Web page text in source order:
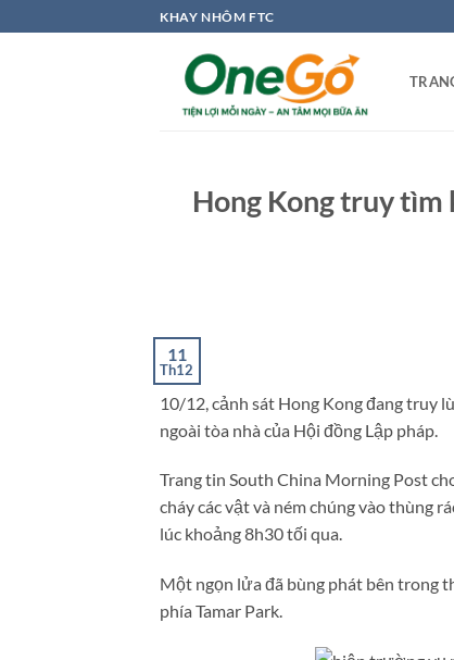
qua
KHAY NHÔM FTC
Hong Kong truy tìm
11
Th12
10/12, cảnh sát Hong Kong đang truy
ngoài tòa nhà của Hội đồng Lập pháp.
Trang tin South China Morning Post
cháy các vật và ném chúng vào thùng
lúc khoảng 8h30 tối qua.
Một ngọn lửa đã bùng phát bên trong
phía Tamar Park.